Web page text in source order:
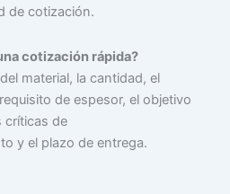
de cotización.
cotización rápida?
material, la cantidad, el
de espesor, el objetivo
críticas de
y el plazo de entrega.